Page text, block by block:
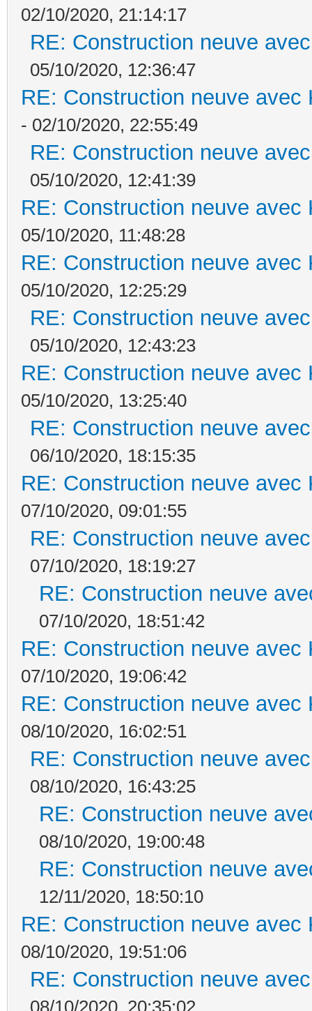
02/10/2020, 21:14:17
RE: Construction neuve
05/10/2020, 12:36:47
RE: Construction neuve avec
- 02/10/2020, 22:55:49
RE: Construction neuve
05/10/2020, 12:41:39
RE: Construction neuve avec
05/10/2020, 11:48:28
RE: Construction neuve avec
05/10/2020, 12:25:29
RE: Construction neuve
05/10/2020, 12:43:23
RE: Construction neuve avec
05/10/2020, 13:25:40
RE: Construction neuve
06/10/2020, 18:15:35
RE: Construction neuve avec
07/10/2020, 09:01:55
RE: Construction neuve
07/10/2020, 18:19:27
RE: Construction neuve
07/10/2020, 18:51:42
RE: Construction neuve avec
07/10/2020, 19:06:42
RE: Construction neuve avec
08/10/2020, 16:02:51
RE: Construction neuve
08/10/2020, 16:43:25
RE: Construction neuve
08/10/2020, 19:00:48
RE: Construction neuve
12/11/2020, 18:50:10
RE: Construction neuve avec
08/10/2020, 19:51:06
RE: Construction neuve
08/10/2020, 20:35:02